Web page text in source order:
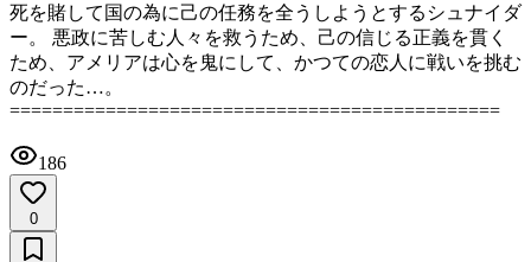
死を賭して国の為に己の任務を全うしようとするシュナイダ
ー。 悪政に苦しむ人々を救うため、己の信じる正義を貫く
ため、アメリアは心を鬼にして、かつての恋人に戦いを挑む
のだった…。
==============================================
186
0